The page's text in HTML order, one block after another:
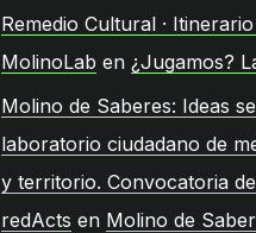
Remedio Cultural ·
MolinoLab en ¿Jugamos?
Molino de Saberes: Ideas
laboratorio ciudadano de
y territorio. Convocatoria
redActs en Molino de